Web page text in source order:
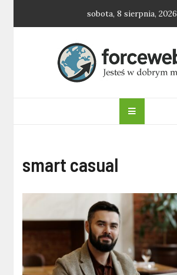
sobota, 8 sierpnia, 2026
forceweb.pl
smart casual